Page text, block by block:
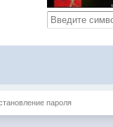
пароля